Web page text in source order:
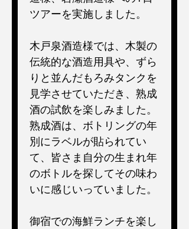
ツアーを実施しました。
木戸泉酒造様では、木製の
伝統的な酒造用具や、ずら
りと並んだもろみタンクを
見学させていただき、熟成
酒の試飲を楽しみました。
熟成酒は、ボトリングの年
別にラベルが貼られてい
て、皆さま自分の生まれ年
のボトルを探してその味わ
いに感じいっていました。
御宿での海鮮ランチを楽し